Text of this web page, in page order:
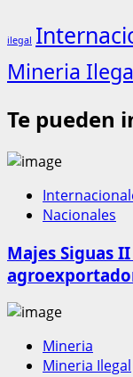
ilegal
Mineria
Te pueden
Nacionales
Majes Siguas
Mineria
Mineria Ilegal